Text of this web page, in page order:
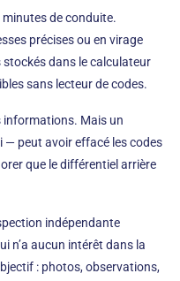
minutes de conduite.
précises ou en virage
dans le calculateur
sans lecteur de codes.
informations. Mais un
— peut avoir effacé les codes
que le différentiel arrière
indépendante
n’a aucun intérêt dans la
: photos, observations,